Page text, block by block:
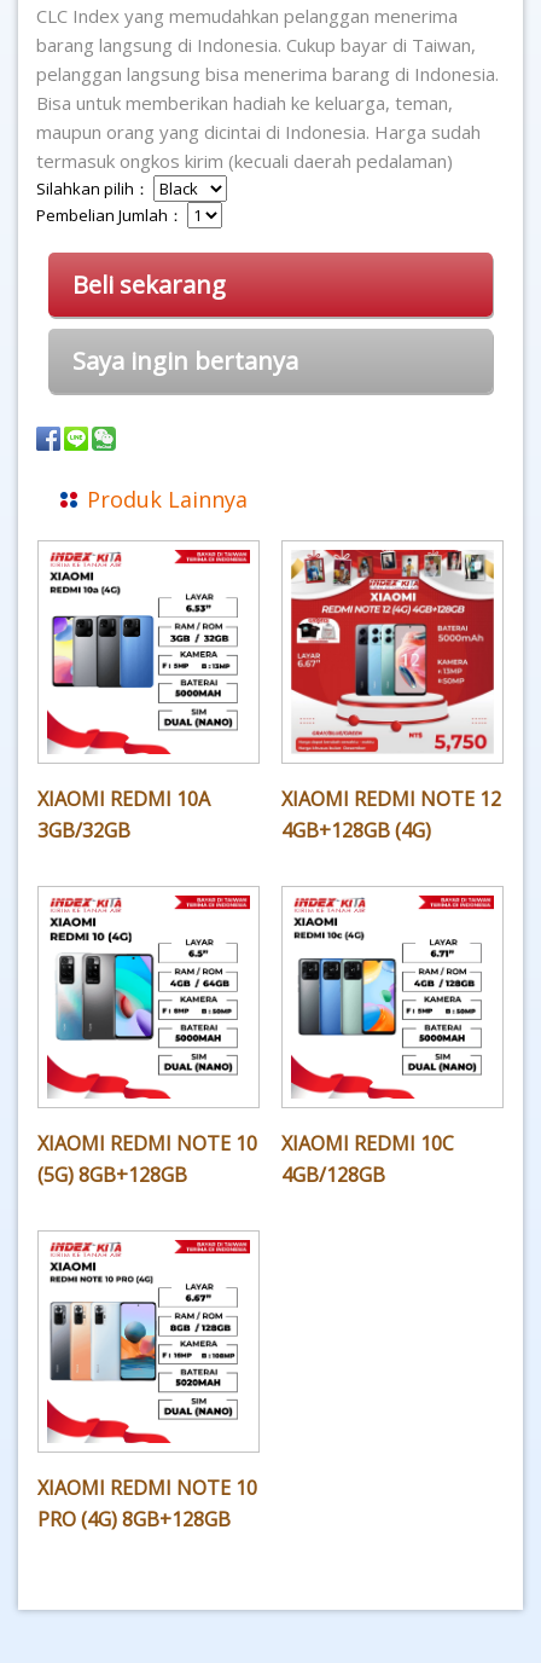
CLC Index yang memudahkan pelanggan menerima
barang langsung di Indonesia. Cukup bayar di Taiwan,
pelanggan langsung bisa menerima barang di Indonesia.
Bisa untuk memberikan hadiah ke keluarga, teman,
maupun orang yang dicintai di Indonesia. Harga sudah
termasuk ongkos kirim (kecuali daerah pedalaman)
Silahkan pilih：
Pembelian Jumlah：
Beli sekarang
Saya ingin bertanya
Produk Lainnya
XIAOMI REDMI 10A
3GB/32GB
XIAOMI REDMI NOTE 12
4GB+128GB (4G)
XIAOMI REDMI NOTE 10
(5G) 8GB+128GB
XIAOMI REDMI 10C
4GB/128GB
XIAOMI REDMI NOTE 10
PRO (4G) 8GB+128GB